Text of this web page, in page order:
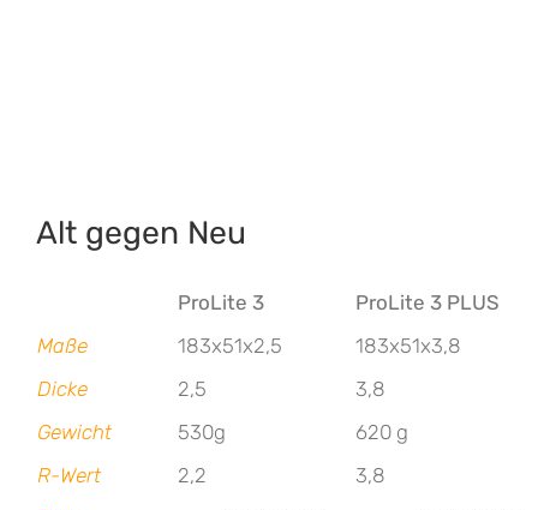
Alt gegen Neu
ProLite 3
ProLite 3 PLUS
Maße
183x51x2,5
183x51x3,8
Dicke
2,5
3,8
Gewicht
530g
620 g
R-Wert
2,2
3,8